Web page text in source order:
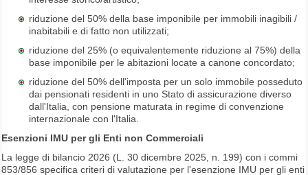
riduzione del 50% della base imponibile per immobili inagibili /
inabitabili e di fatto non utilizzati;
riduzione del 25% (o equivalentemente riduzione al 75%) della
base imponibile per le abitazioni locate a canone concordato;
riduzione del 50% dell'imposta per un solo immobile posseduto
dai pensionati residenti in uno Stato di assicurazione diverso
dall'Italia, con pensione maturata in regime di convenzione
internazionale con l'Italia.
Esenzioni IMU per gli Enti non Commerciali
La legge di bilancio 2026 (L. 30 dicembre 2025, n. 199) con i commi
853/856 specifica criteri di valutazione per l'esenzione IMU per gli enti